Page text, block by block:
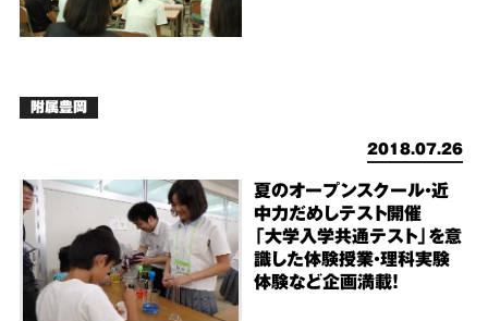
附属豊岡
2018.07.26
夏のオープンスクール・近
中力だめしテスト開催
「大学入学共通テスト」を意
識した体験授業・理科実験
体験など企画満載！